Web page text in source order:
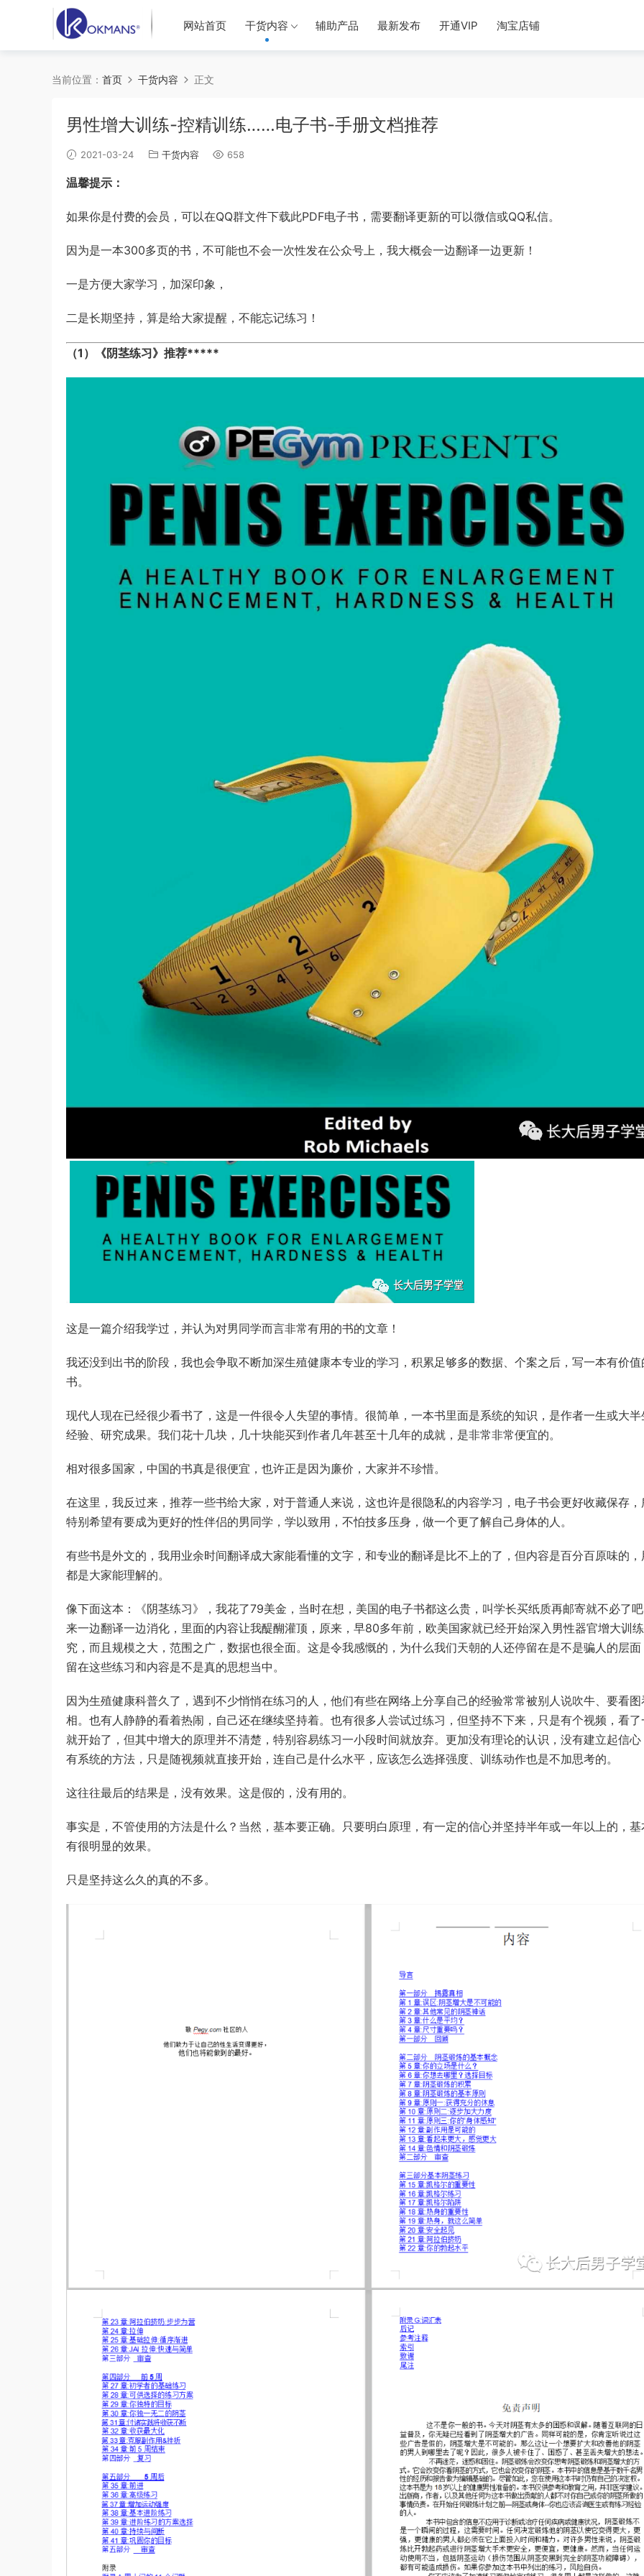
网站首页 干货内容 辅助产品 最新发布 开通VIP 淘宝店铺
当前位置： 首页 干货内容 正文
男性增大训练-控精训练……电子书-手册文档推荐
2021-03-24 干货内容 658
温馨提示：
如果你是付费的会员，可以在QQ群文件下载此PDF电子书，需要翻译更新的可以微信或QQ私信。
因为是一本300多页的书，不可能也不会一次性发在公众号上，我大概会一边翻译一边更新！
一是方便大家学习，加深印象，
二是长期坚持，算是给大家提醒，不能忘记练习！
（1） 《阴茎练习》 推荐*****
这是一篇介绍我学过，并认为对男同学而言非常有用的书的文章！
我还没到出书的阶段，我也会争取不断加深生殖健康本专业的学习，积累足够多的数据、个案之后，写一本有价值
书。
现代人现在已经很少看书了，这是一件很令人失望的事情。很简单，一本书里面是系统的知识，是作者一生或大半
经验、研究成果。我们花十几块，几十块能买到作者几年甚至十几年的成就，是非常非常便宜的。
相对很多国家，中国的书真是很便宜，也许正是因为廉价，大家并不珍惜。
在这里，我反过来，推荐一些书给大家，对于普通人来说，这也许是很隐私的内容学习，电子书会更好收藏保存，
特别希望有要成为更好的性伴侣的男同学，学以致用，不怕技多压身，做一个更了解自己身体的人。
有些书是外文的，我用业余时间翻译成大家能看懂的文字，和专业的翻译是比不上的了，但内容是百分百原味的，
都是大家能理解的。
像下面这本：《阴茎练习》，我花了79美金，当时在想，美国的电子书都这么贵，叫学长买纸质再邮寄就不必了
来一边翻译一边消化，里面的内容让我醍醐灌顶，原来，早80多年前，欧美国家就已经开始深入男性器官增大训
究，而且规模之大，范围之广，数据也很全面。这是令我感慨的，为什么我们天朝的人还停留在是不是骗人的层面
留在这些练习和内容是不是真的思想当中。
因为生殖健康科普久了，遇到不少悄悄在练习的人，他们有些在网络上分享自己的经验常常被别人说吹牛、要看图
相。也有人静静的看着热闹，自己还在继续坚持着。也有很多人尝试过练习，但坚持不下来，只是有个视频，看了
就开始了，但其中增大的原理并不清楚，特别容易练习一小段时间就放弃。更加没有理论的认识，没有建立起信心
有系统的方法，只是随视频就直接开始，连自己是什么水平，应该怎么选择强度、训练动作也是不加思考的。
这往往最后的结果是，没有效果。这是假的，没有用的。
事实是，不管使用的方法是什么？当然，基本要正确。只要明白原理，有一定的信心并坚持半年或一年以上的，基
有很明显的效果。
只是坚持这么久的真的不多。